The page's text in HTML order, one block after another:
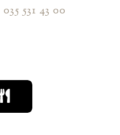
035 531 43 00